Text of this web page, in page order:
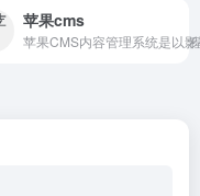
开发商，是你建站最佳选择
苹果cms
苹果CMS内容管理系统是以